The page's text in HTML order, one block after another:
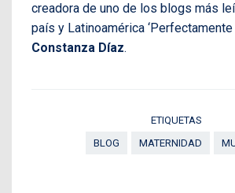
creadora de uno de los blogs más
país y Latinoamérica
Constanza Díaz.
ETIQUETAS
BLOG
MATERNIDAD